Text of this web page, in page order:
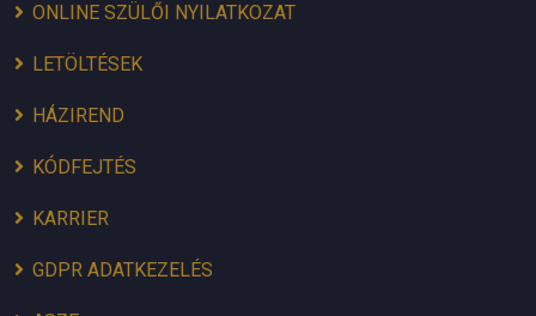
ONLINE SZÜLŐI NYILATKOZAT
LETÖLTÉSEK
HÁZIREND
KÓDFEJTÉS
KARRIER
GDPR ADATKEZELÉS